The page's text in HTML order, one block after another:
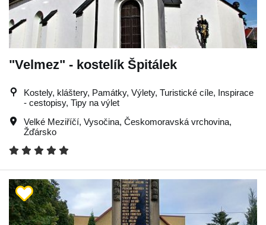
"Velmez" - kostelík Špitálek
Kostely, kláštery, Památky, Výlety, Turistické cíle, Inspirace
- cestopisy, Tipy na výlet
Velké Meziříčí, Vysočina, Českomoravská vrchovina,
Žďársko